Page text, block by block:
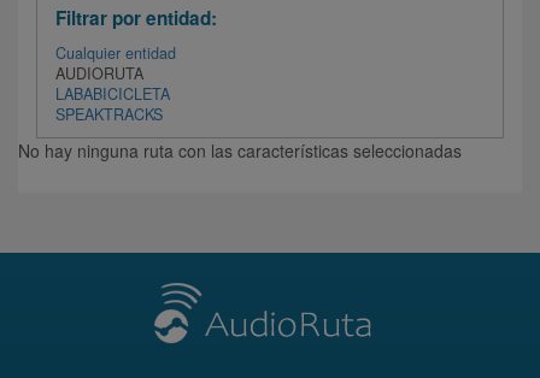
Filtrar por entidad:
Cualquier entidad
AUDIORUTA
LABABICICLETA
SPEAKTRACKS
No hay ninguna ruta con las características seleccionadas